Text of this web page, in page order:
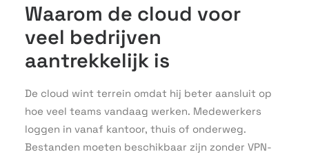
Waarom de cloud voor
veel bedrijven
aantrekkelijk is
De cloud wint terrein omdat hij beter aansluit op
hoe veel teams vandaag werken. Medewerkers
loggen in vanaf kantoor, thuis of onderweg.
Bestanden moeten beschikbaar zijn zonder VPN-